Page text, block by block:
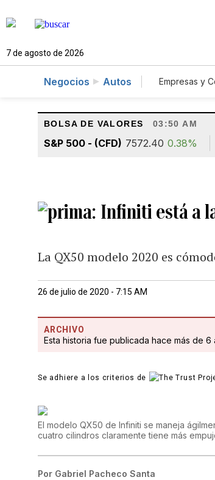
7 de agosto de 2026
Negocios Autos Empresas y
BOLSA DE VALORES 03:50 AM
S&P 500 - (CFD) 7572.40 0.38%
Infiniti está a
La QX50 modelo 2020 es
26 de julio de 2020 - 7:15 AM
ARCHIVO
Esta historia fue publicada hace más de 6
Se adhiere a los criterios de
El modelo QX50 de Infiniti se maneja
cuatro cilindros claramente tiene más
Por Gabriel Pacheco Santa